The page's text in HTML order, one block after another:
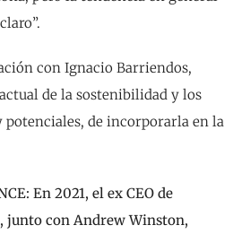
con Ignacio Barriendos,
de la sostenibilidad y los
potenciales, de incorporarla en la
En 2021, el ex CEO de
junto con Andrew Winston,